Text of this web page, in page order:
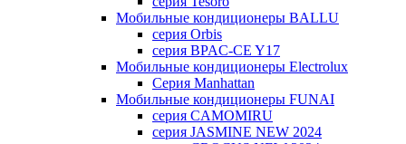
Мобильные кондиционеры BALLU
серия Orbis
серия BPAC-CE Y17
Мобильные кондиционеры Electrolux
Cерия Manhattan
Мобильные кондиционеры FUNAI
серия CAMOMIRU
серия JASMINE NEW 2024